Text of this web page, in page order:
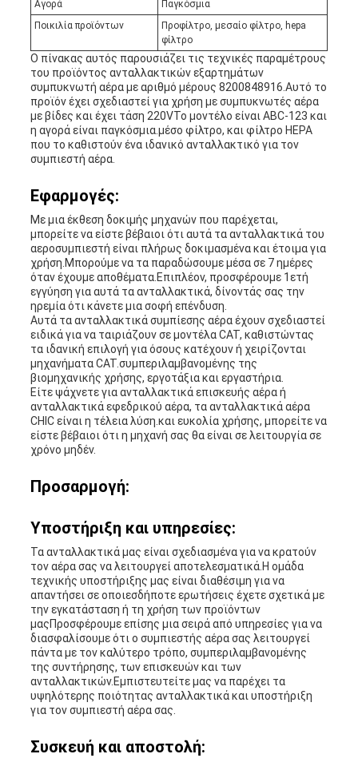
Αγορά
Παγκόσμια
Ποικιλία προϊόντων
Προφίλτρο, μεσαίο φίλτρο, hepa
φίλτρο
Ο πίνακας αυτός παρουσιάζει τις τεχνικές παραμέτρους
του προϊόντος ανταλλακτικών εξαρτημάτων
συμπυκνωτή αέρα με αριθμό μέρους 8200848916.Αυτό το
προϊόν έχει σχεδιαστεί για χρήση με συμπυκνωτές αέρα
με βίδες και έχει τάση 220VΤο μοντέλο είναι ABC-123 και
η αγορά είναι παγκόσμια.μέσο φίλτρο, και φίλτρο HEPA
που το καθιστούν ένα ιδανικό ανταλλακτικό για τον
συμπιεστή αέρα.
Εφαρμογές:
Με μια έκθεση δοκιμής μηχανών που παρέχεται,
μπορείτε να είστε βέβαιοι ότι αυτά τα ανταλλακτικά του
αεροσυμπιεστή είναι πλήρως δοκιμασμένα και έτοιμα για
χρήση.Μπορούμε να τα παραδώσουμε μέσα σε 7 ημέρες
όταν έχουμε αποθέματα.Επιπλέον, προσφέρουμε 1ετή
εγγύηση για αυτά τα ανταλλακτικά, δίνοντάς σας την
ηρεμία ότι κάνετε μια σοφή επένδυση.
Αυτά τα ανταλλακτικά συμπίεσης αέρα έχουν σχεδιαστεί
ειδικά για να ταιριάζουν σε μοντέλα CAT, καθιστώντας
τα ιδανική επιλογή για όσους κατέχουν ή χειρίζονται
μηχανήματα CAT.συμπεριλαμβανομένης της
βιομηχανικής χρήσης, εργοτάξια και εργαστήρια.
Είτε ψάχνετε για ανταλλακτικά επισκευής αέρα ή
ανταλλακτικά εφεδρικού αέρα, τα ανταλλακτικά αέρα
CHIC είναι η τέλεια λύση.και ευκολία χρήσης, μπορείτε να
είστε βέβαιοι ότι η μηχανή σας θα είναι σε λειτουργία σε
χρόνο μηδέν.
Προσαρμογή:
Υποστήριξη και υπηρεσίες:
Τα ανταλλακτικά μας είναι σχεδιασμένα για να κρατούν
τον αέρα σας να λειτουργεί αποτελεσματικά.Η ομάδα
τεχνικής υποστήριξης μας είναι διαθέσιμη για να
απαντήσει σε οποιεσδήποτε ερωτήσεις έχετε σχετικά με
την εγκατάσταση ή τη χρήση των προϊόντων
μαςΠροσφέρουμε επίσης μια σειρά από υπηρεσίες για να
διασφαλίσουμε ότι ο συμπιεστής αέρα σας λειτουργεί
πάντα με τον καλύτερο τρόπο, συμπεριλαμβανομένης
της συντήρησης, των επισκευών και των
ανταλλακτικών.Εμπιστευτείτε μας να παρέχει τα
υψηλότερης ποιότητας ανταλλακτικά και υποστήριξη
για τον συμπιεστή αέρα σας.
Συσκευή και αποστολή: